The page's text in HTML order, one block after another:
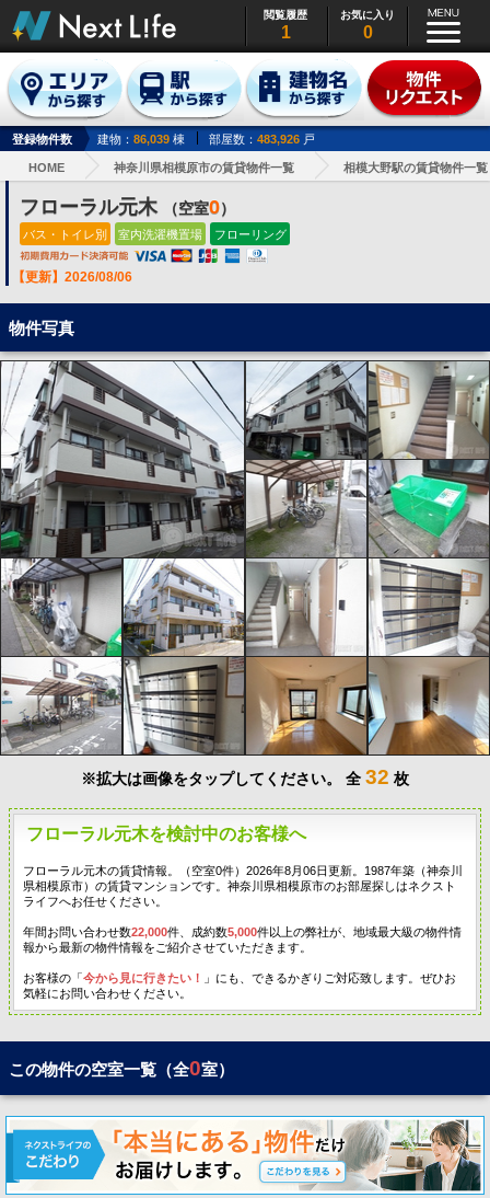
閲覧履歴
1
お気に入り
0
登録物件数 建物： 86,039 棟 部屋数： 483,926 戸
HOME 神奈川県相模原市の賃貸物件一覧 相模大野駅の賃貸物件一覧
フローラル元木 （空室0）
バス・トイレ別 室内洗濯機置場 フローリング
【更新】2026/08/06
物件写真
※拡大は画像をタップしてください。 全 32 枚
フローラル元木を検討中のお客様へ
フローラル元木の賃貸情報。（空室0件）2026年8月06日更新。1987年築（神奈川
県相模原市）の賃貸マンションです。神奈川県相模原市のお部屋探しはネクスト
ライフへお任せください。
年間お問い合わせ数22,000件、成約数5,000件以上の弊社が、地域最大級の物件情
報から最新の物件情報をご紹介させていただきます。
お客様の「今から見に行きたい！
」にも、できるかぎりご対応致します。ぜひお
気軽にお問い合わせください。
この物件の空室一覧（全0室）